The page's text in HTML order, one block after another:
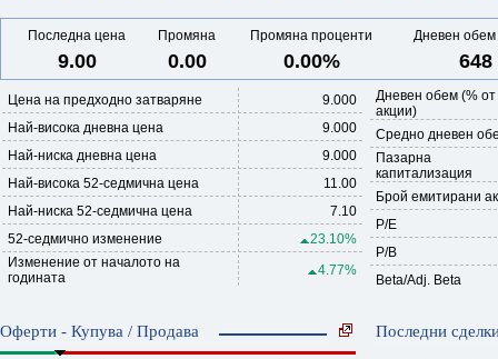
Последна цена Промяна Промяна проценти Дневен обем
9.00 0.00 0.00% 648
Дневен обем (% от
акции)
Средно дневен
Пазарна
капитализация
Брой емитирани
P/E
P/B
Beta/Adj. Beta
Цена на предходно затваряне
9.000
Най-висока дневна цена
9.000
Най-ниска дневна цена
9.000
Най-висока 52-седмична цена
11.00
Най-ниска 52-седмична цена
7.10
52-седмично изменение
23.10%
Изменение от началото на
годината
4.77%
Оферти - Купува / Продава Последни